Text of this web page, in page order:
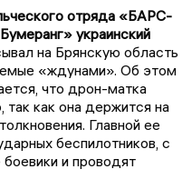
отряда «БАРС-
украинский
на Брянскую область
«ждунами». Об этом
что дрон-матка
так как она держится на
Главной ее
беспилотников, с
и проводят